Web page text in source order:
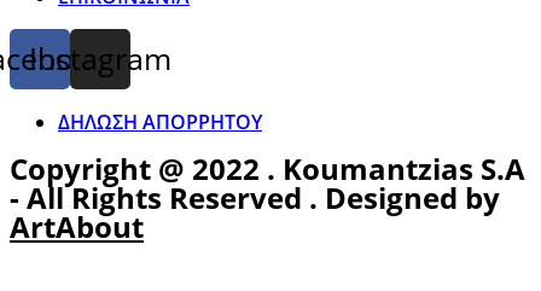
Instagram
ΔΗΛΩΣΗ ΑΠΟΡΡΗΤΟΥ
Copyright @ 2022 . Koumantzias S.A
- All Rights Reserved . Designed by
ArtAbout